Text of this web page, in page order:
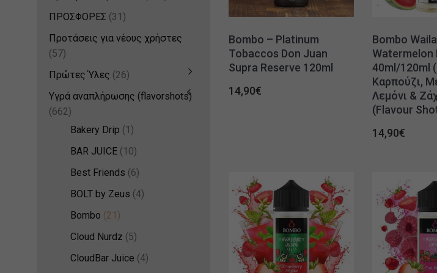
ΠΡΟΣΦΟΡΕΣ (31)
Προτάσεις για νέους χρήστες
(57)
Πρώτες Ύλες (26)
Υγρά αναπλήρωσης (flavorshots)
(662)
Bakery Drip (1)
BAR JUICE (10)
Best Friends (6)
BOLT by Zeus (4)
Bombo (21)
Cloud Nurdz (5)
CloudBar Juice (4)
Bombo – Platinum
Tobaccos Don Juan
Supra Reserve 120ml
14,90€
Bombo
Watermelon
40ml/120ml
Καρπούζι,
Λεμόνι &
(Flavour
14,90€